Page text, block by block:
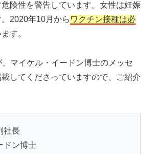
険性を警告しています。女性は妊娠
2020年10月から ワクチン接種は必
す。
マイケル・イードン博士のメッセ
してくださっていますので、ご紹介
社長
ドン博士